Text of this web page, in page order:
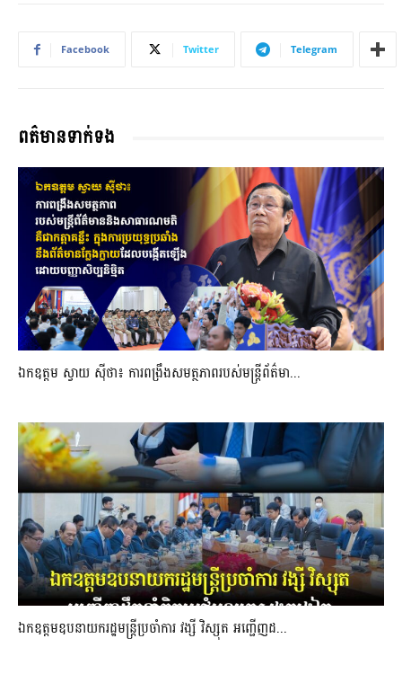
Facebook Twitter Telegram
ពត៌មានទាក់ទង
ឯកឧត្តម ស្វាយ ស៊ីថា៖ ការពង្រឹងសមត្ថភាពរបស់មន្ត្រីព័ត៌មា...
ឯកឧត្តមឧបនាយករដ្ឋមន្រ្តីប្រចាំការ វង្សី វិស្សុត អញ្ជើញដ...